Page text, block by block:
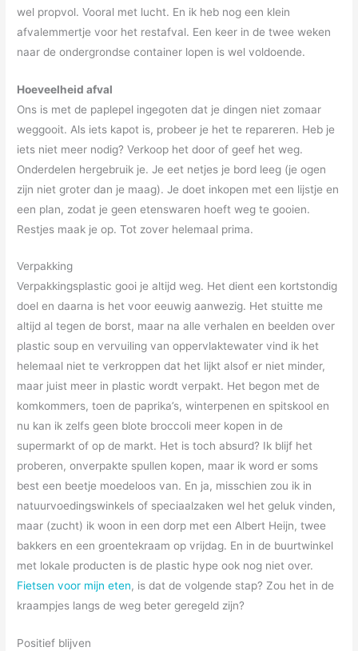
wel propvol. Vooral met lucht. En ik heb nog een klein
afvalemmertje voor het restafval. Een keer in de twee weken
naar de ondergrondse container lopen is wel voldoende.
Hoeveelheid afval
Ons is met de paplepel ingegoten dat je dingen niet zomaar
weggooit. Als iets kapot is, probeer je het te repareren. Heb je
iets niet meer nodig? Verkoop het door of geef het weg.
Onderdelen hergebruik je. Je eet netjes je bord leeg (je ogen
zijn niet groter dan je maag). Je doet inkopen met een lijstje en
een plan, zodat je geen etenswaren hoeft weg te gooien.
Restjes maak je op. Tot zover helemaal prima.
Verpakking
Verpakkingsplastic gooi je altijd weg. Het dient een kortstondig
doel en daarna is het voor eeuwig aanwezig. Het stuitte me
altijd al tegen de borst, maar na alle verhalen en beelden over
plastic soup en vervuiling van oppervlaktewater vind ik het
helemaal niet te verkroppen dat het lijkt alsof er niet minder,
maar juist meer in plastic wordt verpakt. Het begon met de
komkommers, toen de paprika’s, winterpenen en spitskool en
nu kan ik zelfs geen blote broccoli meer kopen in de
supermarkt of op de markt. Het is toch absurd? Ik blijf het
proberen, onverpakte spullen kopen, maar ik word er soms
best een beetje moedeloos van. En ja, misschien zou ik in
natuurvoedingswinkels of speciaalzaken wel het geluk vinden,
maar (zucht) ik woon in een dorp met een Albert Heijn, twee
bakkers en een groentekraam op vrijdag. En in de buurtwinkel
met lokale producten is de plastic hype ook nog niet over.
Fietsen voor mijn eten, is dat de volgende stap? Zou het in de
kraampjes langs de weg beter geregeld zijn?
Positief blijven